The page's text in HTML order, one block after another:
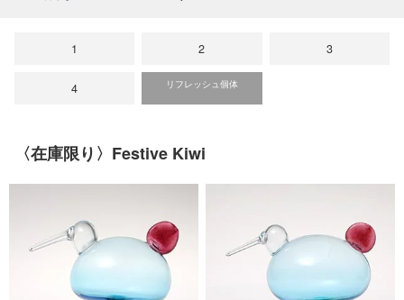
Annual Bird 2022
Crake copper
1 2 3
4 リフレッシュ個体
〈在庫限り〉Festive Kiwi